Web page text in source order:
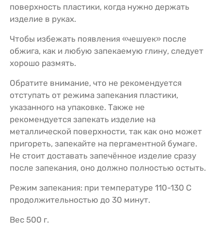
поверхность пластики, когда нужно держать
изделие в руках.
Чтобы избежать появления «чешуек» после
обжига, как и любую запекаемую глину, следует
хорошо размять.
Обратите внимание, что не рекомендуется
отступать от режима запекания пластики,
указанного на упаковке. Также не
рекомендуется запекать изделие на
металлической поверхности, так как оно может
пригореть, запекайте на пергаментной бумаге.
Не стоит доставать запечённое изделие сразу
после запекания, оно должно полностью остыть.
Режим запекания: при температуре 110-130 С
продолжительностью до 30 минут.
Вес 500 г.